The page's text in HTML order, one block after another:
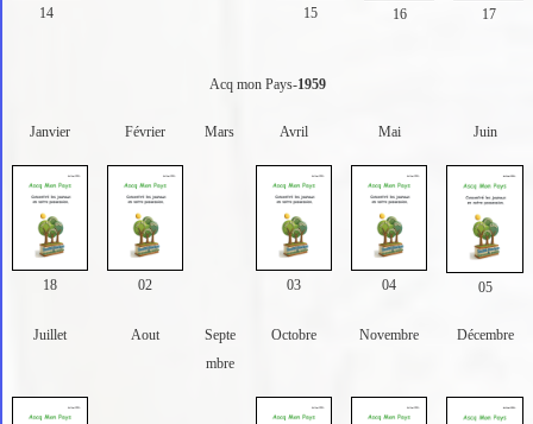
14 15 16 17
Acq mon Pays-1959
Janvier Février Mars Avril Mai Juin
18 02 03 04 05
Juillet Aout
Septe
mbre
Octobre Novembre Décembre